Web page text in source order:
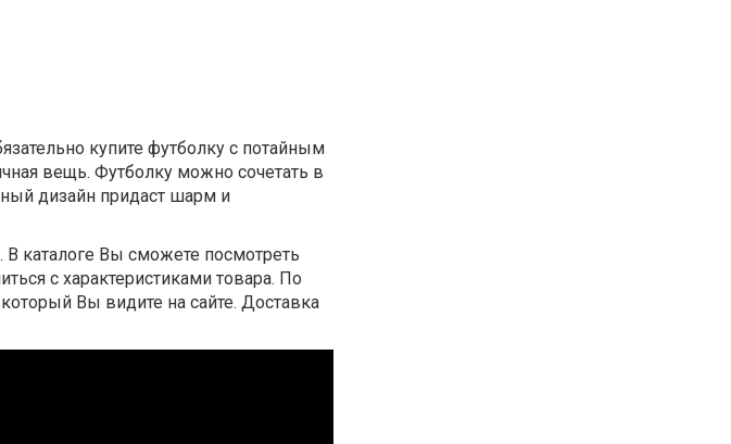
купите футболку с потайным
вещь. Футболку можно сочетать в
дизайн придаст шарм и
В каталоге Вы сможете посмотреть
с характеристиками товара. По
Вы видите на сайте. Доставка